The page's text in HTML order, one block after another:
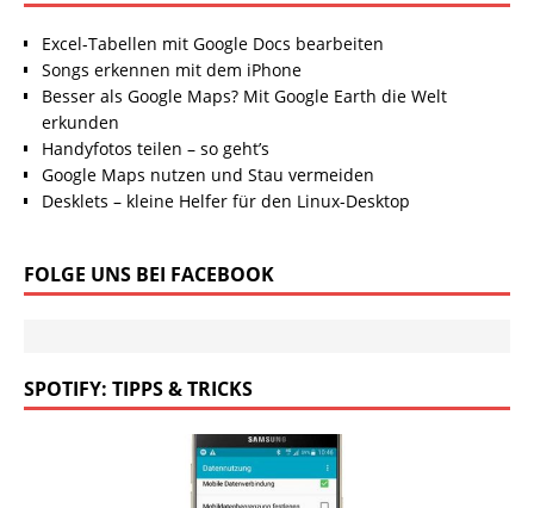
Excel-Tabellen mit Google Docs bearbeiten
Songs erkennen mit dem iPhone
Besser als Google Maps? Mit Google Earth die Welt
erkunden
Handyfotos teilen – so geht’s
Google Maps nutzen und Stau vermeiden
Desklets – kleine Helfer für den Linux-Desktop
FOLGE UNS BEI FACEBOOK
SPOTIFY: TIPPS & TRICKS